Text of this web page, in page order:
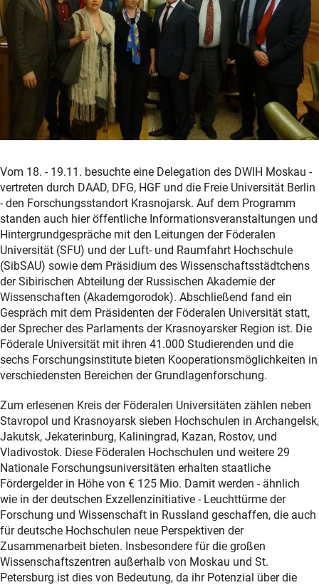
Vom 18. - 19.11. besuchte eine Delegation des DWIH Moskau -
vertreten durch DAAD, DFG, HGF und die Freie Universität Berlin
- den Forschungsstandort Krasnojarsk. Auf dem Programm
standen auch hier öffentliche Informationsveranstaltungen und
Hintergrundgespräche mit den Leitungen der Föderalen
Universität (SFU) und der Luft- und Raumfahrt Hochschule
(SibSAU) sowie dem Präsidium des Wissenschaftsstädtchens
der Sibirischen Abteilung der Russischen Akademie der
Wissenschaften (Akademgorodok). Abschließend fand ein
Gespräch mit dem Präsidenten der Föderalen Universität statt,
der Sprecher des Parlaments der Krasnoyarsker Region ist. Die
Föderale Universität mit ihren 41.000 Studierenden und die
sechs Forschungsinstitute bieten Kooperationsmöglichkeiten in
verschiedensten Bereichen der Grundlagenforschung.
Zum erlesenen Kreis der Föderalen Universitäten zählen neben
Stavropol und Krasnoyarsk sieben Hochschulen in Archangelsk,
Jakutsk, Jekaterinburg, Kaliningrad, Kazan, Rostov, und
Vladivostok. Diese Föderalen Hochschulen und weitere 29
Nationale Forschungsuniversitäten erhalten staatliche
Fördergelder in Höhe von € 125 Mio. Damit werden - ähnlich
wie in der deutschen Exzellenzinitiative - Leuchttürme der
Forschung und Wissenschaft in Russland geschaffen, die auch
für deutsche Hochschulen neue Perspektiven der
Zusammenarbeit bieten. Insbesondere für die großen
Wissenschaftszentren außerhalb von Moskau und St.
Petersburg ist dies von Bedeutung, da ihr Potenzial über die